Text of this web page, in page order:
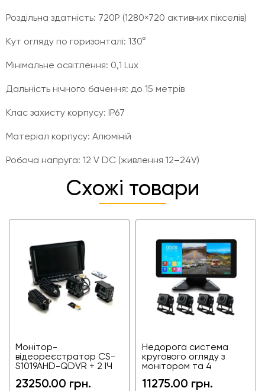
Роздільна здатність: 720P (1280×720 активних пікселів)
Кут огляду по горизонталі: 130°
Мінімальне освітлення: 0,1 Lux
Дальність нічного бачення: до 15 метрів
Клас захисту корпусу: IP67
Матеріал корпусу: Алюміній
Робоча напруга: 12 V DC (живлення 12–24V)
Схожі товари
Монітор-
відеореєстратор CS-
S1019AHD-QDVR + 2 ІЧ
огляду для тракторів,
23250.00 грн.
Недорога система
кругового огляду з
монітором та 4
BSD для фур,
11275.00 грн.